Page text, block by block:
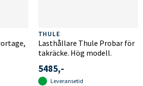
THULE
Lasthållare Thule Probar för
takräcke. Hög modell.
5485,-
Leveransetid